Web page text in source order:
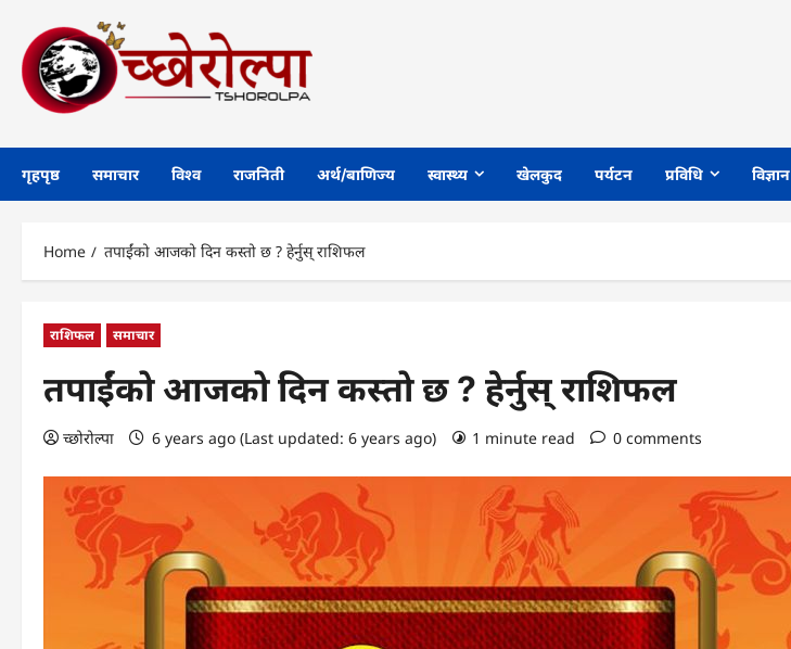
content
गृहपृष्ठ समाचार विश्व राजनिती अर्थ/बाणिज्य स्वास्थ्य खेलकुद पर्यटन प्रविधि विज्ञान
Home तपाईंको आजको दिन कस्तो छ ? हेर्नुस् राशिफल
राशिफल समाचार
तपाईंको आजको दिन कस्तो छ ? हेर्नुस् राशिफल
च्छोरोल्पा 6 years ago (Last updated: 6 years ago) 1 minute read 0 comments